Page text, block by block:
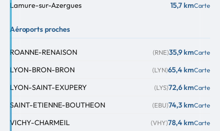
Lamure-sur-Azergues 15,7 kmCarte
Aéroports proches
ROANNE-RENAISON (RNE)35,9 kmCarte
LYON-BRON-BRON (LYN)65,4 kmCarte
LYON-SAINT-EXUPERY (LYS)72,6 kmCarte
SAINT-ETIENNE-BOUTHEON (EBU)74,3 kmCarte
VICHY-CHARMEIL (VHY)78,4 kmCarte